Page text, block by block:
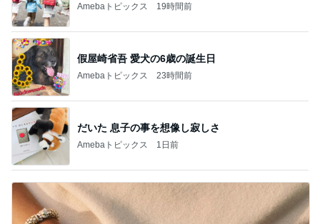
Amebaトピックス 19時間前
假屋崎省吾 愛犬の6歳の誕生日
Amebaトピックス 23時間前
だいた 息子の事を想像し寂しさ
Amebaトピックス 1日前